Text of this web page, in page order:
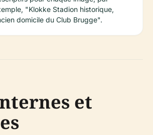
"Klokke Stadion historique,
domicile du Club Brugge".
et